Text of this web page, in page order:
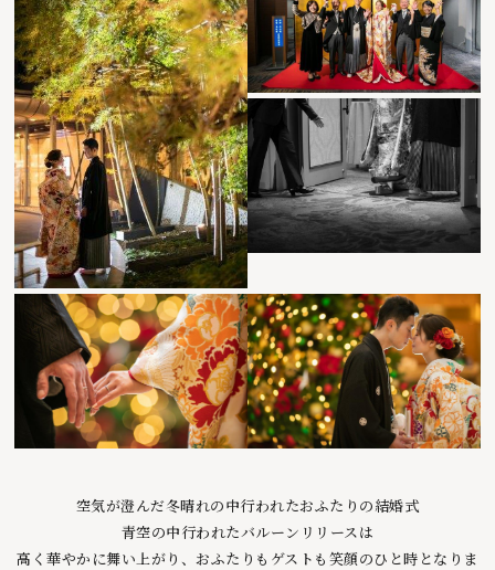
空気が澄んだ冬晴れの中行われたおふたりの結婚式
青空の中行われたバルーンリリースは
高く華やかに舞い上がり、おふたりもゲストも笑顔のひと時となりま